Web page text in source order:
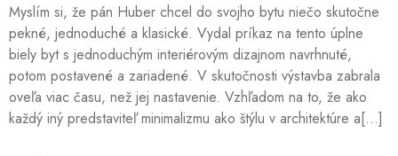
Myslím si, že pán Huber chcel do svojho bytu niečo skutočne
pekné, jednoduché a klasické. Vydal príkaz na tento úplne
biely byt s jednoduchým interiérovým dizajnom navrhnuté,
potom postavené a zariadené. V skutočnosti výstavba zabrala
oveľa viac času, než jej nastavenie. Vzhľadom na to, že ako
každý iný predstaviteľ minimalizmu ako štýlu v architektúre a[...]